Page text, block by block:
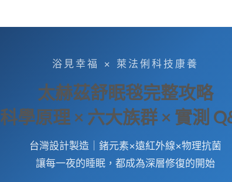
浴見幸福 × 萊法俐科技康養
太赫茲舒眠毯完整攻略
科學原理 × 六大族群 × 實測
台灣設計製造｜鍺元素×遠紅外線×物理抗菌
讓每一夜的睡眠，都成為深層修復的開始